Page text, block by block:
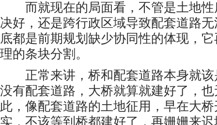
而就现在的局面看，不管是土地性
决好，还是跨行政区域导致配套道路
底都是前期规划缺少协同性的体现，
理的条块分割。
正常来讲，桥和配套道路本身就该
没有配套道路，大桥就算就建好了，
此，像配套道路的土地征用，早在大
实，不该等到桥都建好了，再姗姗来